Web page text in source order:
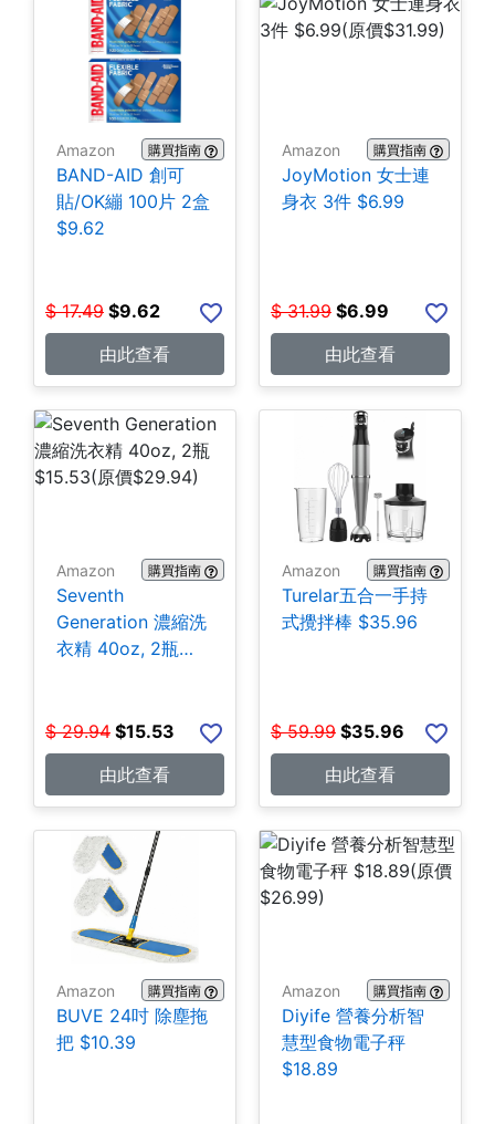
Amazon 購買指南
BAND-AID 創可
貼/OK繃 100片 2盒
$9.62
$ 17.49 $9.62
由此查看
Amazon 購買指南
JoyMotion 女士連
身衣 3件 $6.99
$ 31.99 $6.99
由此查看
Amazon 購買指南
Seventh
Generation 濃縮洗
衣精 40oz, 2瓶
$ 29.94 $15.53
由此查看
Amazon 購買指南
Turelar五合一手持
式攪拌棒 $35.96
$ 59.99 $35.96
由此查看
Amazon 購買指南
BUVE 24吋 除塵拖
把 $10.39
Amazon 購買指南
Diyife 營養分析智
慧型食物電子秤
$18.89